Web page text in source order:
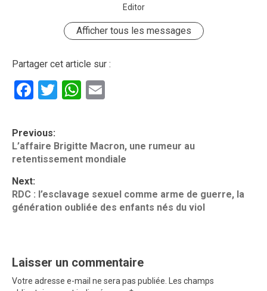
Editor
Afficher tous les messages
Partager cet article sur :
Facebook
TwitterWhatsApp
P
o
s
t
n
i
g
Previous:
L’affaire Brigitte Macron, une rumeur au
retentissement mondiale
Next:
RDC : l’esclavage sexuel comme arme de guerre, la
génération oubliée des enfants nés du viol
Laisser un commentaire
Votre adresse e-mail ne sera pas publiée. Les champs